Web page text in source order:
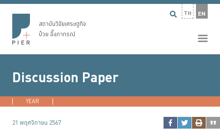
TH EN
สถาบันวิจัยเศรษฐกิจ
ป๋วย อึ๊งภากรณ์
Discussion Paper
YEAR
21 พฤศจิกายน 2567